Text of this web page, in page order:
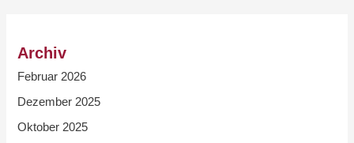
Archiv
Februar 2026
Dezember 2025
Oktober 2025